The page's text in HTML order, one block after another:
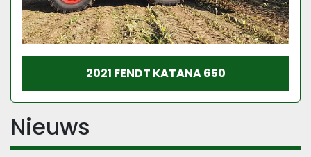
2021 FENDT KATANA 650
Nieuws